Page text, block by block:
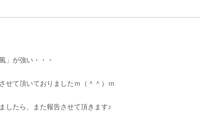
」が強い・・・
せて頂いておりましたｍ（＾＾）ｍ
したら、また報告させて頂きます♪